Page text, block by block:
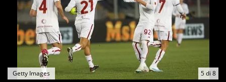
5di 8
Getty Images